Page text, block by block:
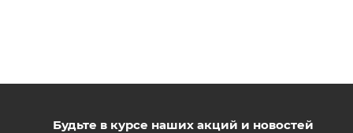
Будьте в курсе наших акций и новостей